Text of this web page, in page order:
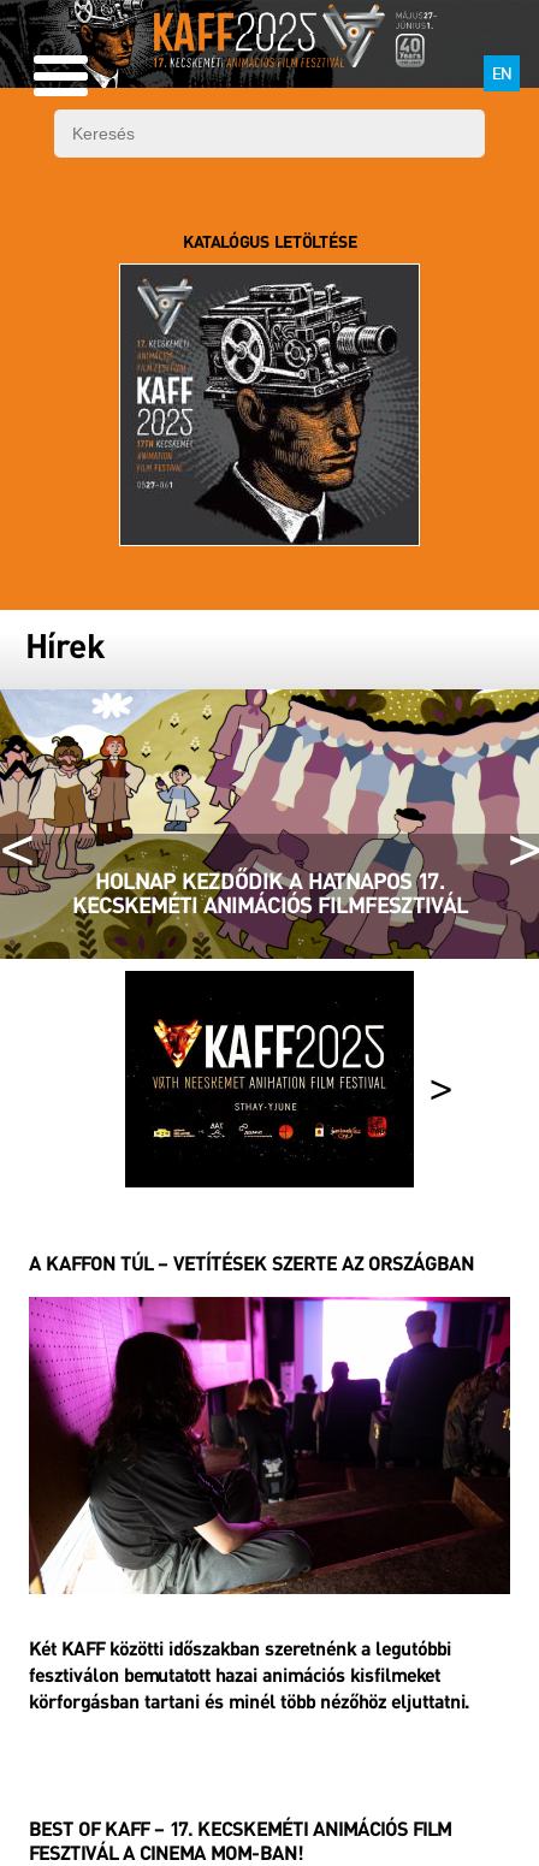
EN
KATALÓGUS LETÖLTÉSE
Hírek
HOLNAP KEZDŐDIK A HATNAPOS 17.
KECSKEMÉTI ANIMÁCIÓS FILMFESZTIVÁL
>
<
>
A KAFFON TÚL – VETÍTÉSEK SZERTE AZ ORSZÁGBAN
Két KAFF közötti időszakban szeretnénk a legutóbbi
fesztiválon bemutatott hazai animációs kisfilmeket
körforgásban tartani és minél több nézőhöz eljuttatni.
BEST OF KAFF – 17. KECSKEMÉTI ANIMÁCIÓS FILM
FESZTIVÁL A CINEMA MOM-BAN!